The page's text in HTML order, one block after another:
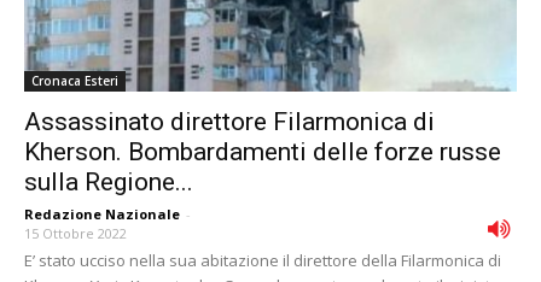
Cronaca Esteri
Assassinato direttore Filarmonica di
Kherson. Bombardamenti delle forze russe
sulla Regione...
Redazione Nazionale -
15 Ottobre 2022
E’ stato ucciso nella sua abitazione il direttore della Filarmonica di